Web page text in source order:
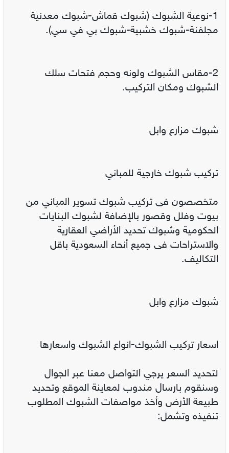
1-نوعية الشبوك (شبوك قماش-شبوك معدنية
مجلفنة-شبوك خشبية-شبوك بي في سي).
2-مقاس الشبوك ولونه وحجم فتحات سلك
الشبوك ومكان التركيب.
شبوك مزارع وابل
تركيب شبوك خارجية للمباني
متخصصون فى تركيب شبوك تسوير المباني من
بيوت وفلل وقصور بالإضافة لشبوك البنايات
الحكومية وشبوك تحديد الأراضي العقارية
والاستراحات فى جميع أنحاء السعودية باقل
التكاليف.
شبوك مزارع وابل
اسعار تركيب الشبوك-انواع الشبوك واسعارها
لتحديد السعر يرجي التواصل معنا عبر الجوال
وسنقوم بارسال مندوب لمعاينة الموقع وتحديد
طبيعة الأرض وأخذ مواصفات الشبوك المطلوب
تنفيذه وتشمل: